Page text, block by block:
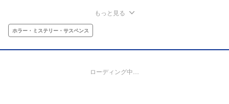
もっと見る
ホラー・ミステリー・サスペンス
ローディング中…